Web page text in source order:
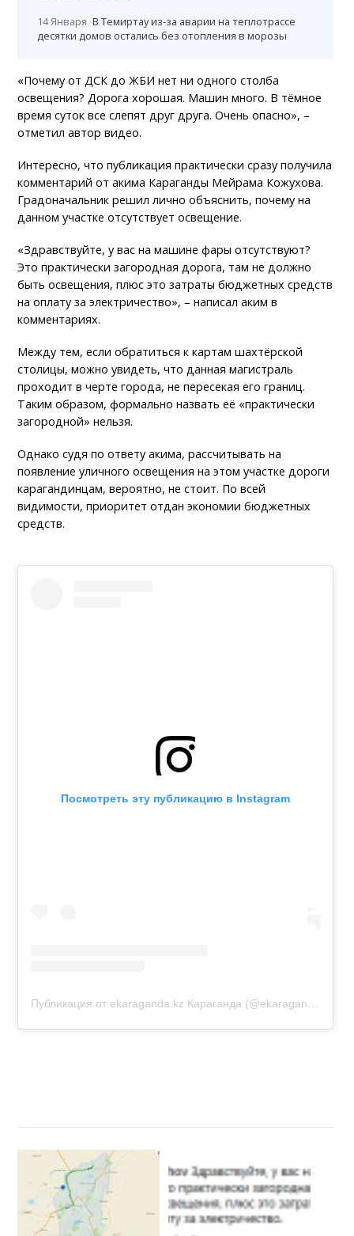
14 Января В Темиртау из-за аварии на теплотрассе
десятки домов остались без отопления в морозы
«Почему от ДСК до ЖБИ нет ни одного столба
освещения? Дорога хорошая. Машин много. В тёмное
время суток все слепят друг друга. Очень опасно», –
отметил автор видео.
Интересно, что публикация практически сразу получила
комментарий от акима Караганды Мейрама Кожухова.
Градоначальник решил лично объяснить, почему на
данном участке отсутствует освещение.
«Здравствуйте, у вас на машине фары отсутствуют?
Это практически загородная дорога, там не должно
быть освещения, плюс это затраты бюджетных средств
на оплату за электричество», – написал аким в
комментариях.
Между тем, если обратиться к картам шахтёрской
столицы, можно увидеть, что данная магистраль
проходит в черте города, не пересекая его границ.
Таким образом, формально назвать её «практически
загородной» нельзя.
Однако судя по ответу акима, рассчитывать на
появление уличного освещения на этом участке дороги
карагандинцам, вероятно, не стоит. По всей
видимости, приоритет отдан экономии бюджетных
средств.
Посмотреть эту публикацию в Instagram